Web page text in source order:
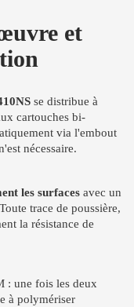
et
se distribue à
cartouches bi-
via l'embout
nécessaire.
les surfaces avec un
trace de poussière,
la résistance de
: une fois les deux
à polymériser